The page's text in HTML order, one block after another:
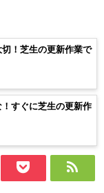
切！芝生の更新作業で
すぐに芝生の更新作